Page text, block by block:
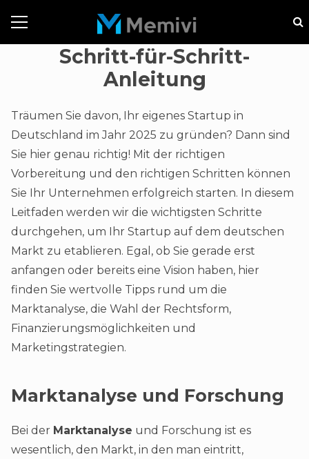
Schritt-für-Schritt-
Anleitung
Träumen Sie davon, Ihr eigenes Startup in
Deutschland im Jahr 2025 zu gründen? Dann sind
Sie hier genau richtig! Mit der richtigen
Vorbereitung und den richtigen Schritten können
Sie Ihr Unternehmen erfolgreich starten. In diesem
Leitfaden werden wir die wichtigsten Schritte
durchgehen, um Ihr Startup auf dem deutschen
Markt zu etablieren. Egal, ob Sie gerade erst
anfangen oder bereits eine Vision haben, hier
finden Sie wertvolle Tipps rund um die
Marktanalyse, die Wahl der Rechtsform,
Finanzierungsmöglichkeiten und
Marketingstrategien.
Marktanalyse und Forschung
Bei der Marktanalyse und Forschung ist es
wesentlich, den Markt, in den man eintritt,